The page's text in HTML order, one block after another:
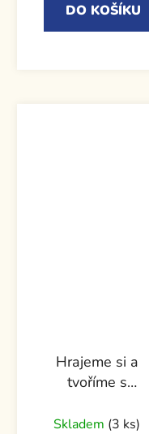
DO KOŠÍKU
Hrajeme si a
tvoříme s
Skladem (3 ks)